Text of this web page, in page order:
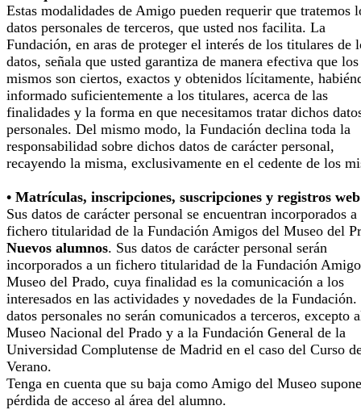
Estas modalidades de Amigo pueden requerir que tratemos
datos personales de terceros, que usted nos facilita. La
Fundación, en aras de proteger el interés de los titulares de
datos, señala que usted garantiza de manera efectiva que los
mismos son ciertos, exactos y obtenidos lícitamente,
informado suficientemente a los titulares, acerca de las
finalidades y la forma en que necesitamos tratar dichos
personales. Del mismo modo, la Fundación declina toda la
responsabilidad sobre dichos datos de carácter personal,
recayendo la misma, exclusivamente en el cedente de los
• Matrículas, inscripciones, suscripciones y registros web
Sus datos de carácter personal se encuentran incorporados a
fichero titularidad de la Fundación Amigos del Museo del
Nuevos alumnos. Sus datos de carácter personal serán
incorporados a un fichero titularidad de la Fundación
Museo del Prado, cuya finalidad es la comunicación a los
interesados en las actividades y novedades de la Fundación.
datos personales no serán comunicados a terceros, excepto
Museo Nacional del Prado y a la Fundación General de la
Universidad Complutense de Madrid en el caso del Curso
Verano.
Tenga en cuenta que su baja como Amigo del Museo
pérdida de acceso al área del alumno.